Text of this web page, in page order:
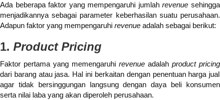
Ada beberapa faktor yang mempengaruhi jumlahrevenue sehingga
menjadikannya sebagai parameter keberhasilan suatu perusahaan.
Adapun faktor yang mempengaruhi revenue adalah sebagai berikut:
1. Product Pricing
Faktor pertama yang memengaruhi revenue adalah product pricing
dari barang atau jasa. Hal ini berkaitan dengan penentuan harga jual
agar tidak bersinggungan langsung dengan daya beli konsumen
serta nilai laba yang akan diperoleh perusahaan.